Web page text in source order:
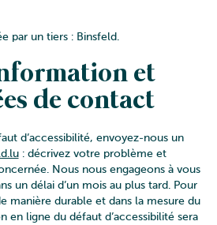
par un tiers : Binsfeld.
et
de contact
d’accessibilité, envoyez-nous un
: décrivez votre problème et
Nous nous engageons à vous
un délai d’un mois au plus tard. Pour
manière durable et dans la mesure du
en ligne du défaut d’accessibilité sera